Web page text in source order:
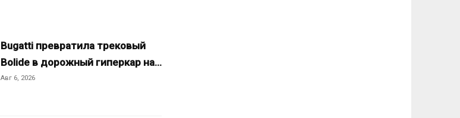
Bugatti превратила трековый
Bolide в дорожный гиперкар на…
Авг 6, 2026